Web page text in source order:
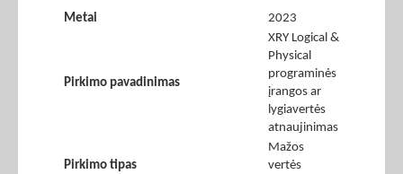
Metai 2023
Pirkimo pavadinimas
XRY Logical &
Physical
programinės
įrangos ar
lygiavertės
atnaujinimas
Pirkimo tipas
Mažos
vertės